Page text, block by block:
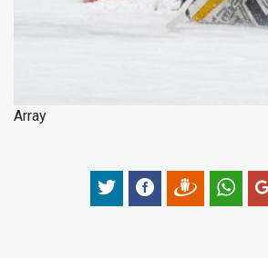
Array